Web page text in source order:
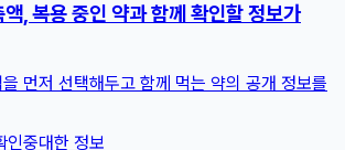
, 복용 중인 약과 함께 확인할 정보가
먼저 선택해두고 함께 먹는 약의 공개 정보를
인중대한 정보